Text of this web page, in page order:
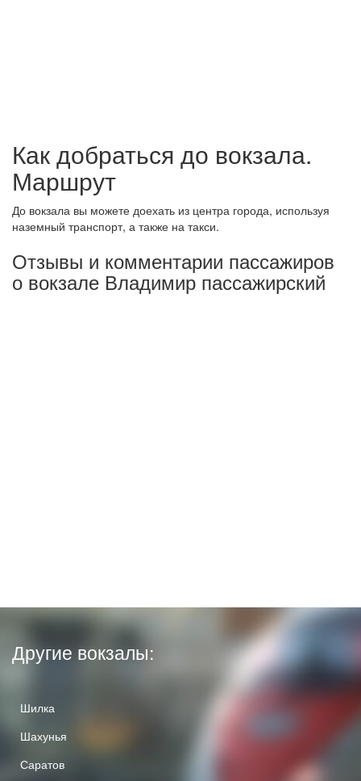
Как добраться до вокзала.
Маршрут
До вокзала вы можете доехать из центра города, используя
наземный транспорт, а также на такси.
Отзывы и комментарии пассажиров
о вокзале Владимир пассажирский
Другие вокзалы:
Шилка
Шахунья
Саратов